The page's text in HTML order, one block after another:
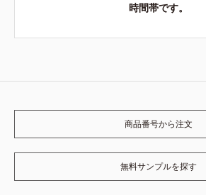
時間帯です。
商品番号から注文
無料サンプルを探す